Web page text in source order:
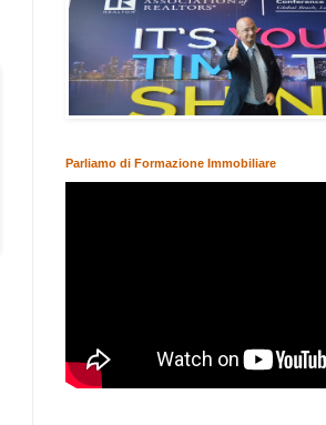
Parliamo di Formazione Immobiliare